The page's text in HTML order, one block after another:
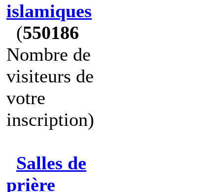
islamiques
(550186
Nombre de
visiteurs de
votre
inscription)
Salles de
prière